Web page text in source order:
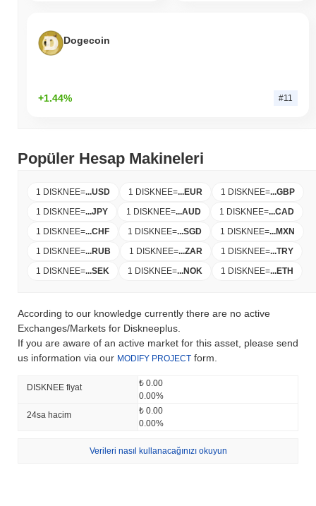
Dogecoin
+1.44% #11
Popüler Hesap Makineleri
1 DISKNEE=...USD 1 DISKNEE=...EUR 1 DISKNEE=...GBP
1 DISKNEE=...JPY 1 DISKNEE=...AUD 1 DISKNEE=...CAD
1 DISKNEE=...CHF 1 DISKNEE=...SGD 1 DISKNEE=...MXN
1 DISKNEE=...RUB 1 DISKNEE=...ZAR 1 DISKNEE=...TRY
1 DISKNEE=...SEK 1 DISKNEE=...NOK 1 DISKNEE=...ETH
According to our knowledge currently there are no active
Exchanges/Markets for Diskneeplus.
If you are aware of an active market for this asset, please send
us information via our MODIFY PROJECT form.
DISKNEE fiyat
₺ 0.00
0.00%
24sa hacim
₺ 0.00
0.00%
Verileri nasıl kullanacağınızı okuyun